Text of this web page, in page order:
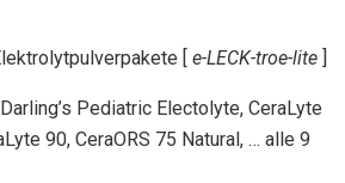
[ e-LECK-troe-lite ]
Pediatric Electolyte, CeraLyte
90, CeraORS 75 Natural, … alle 9